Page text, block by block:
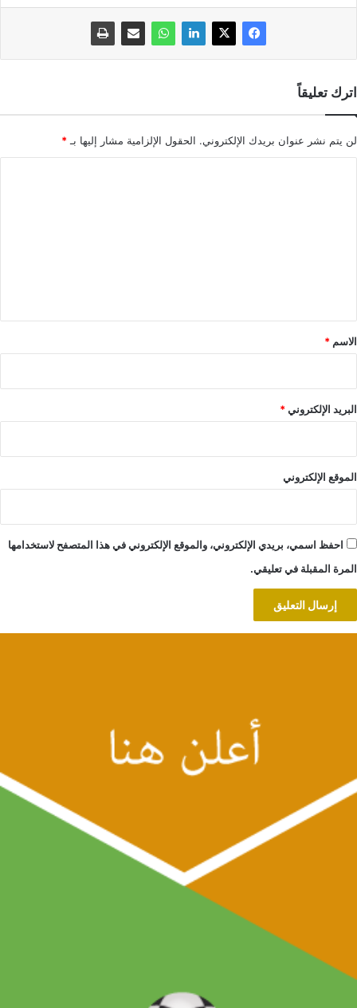
اترك تعليقاً
لن يتم نشر عنوان بريدك الإلكتروني. الحقول الإلزامية مشار إليها بـ *
*
الاسم *
البريد الإلكتروني*
الموقع الإلكتروني
احفظ اسمي، بريدي الإلكتروني، والموقع الإلكتروني في هذا المتصفح لاستخدامها
المرة المقبلة في تعليقي.